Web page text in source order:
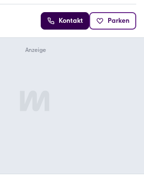
Kontakt Parken